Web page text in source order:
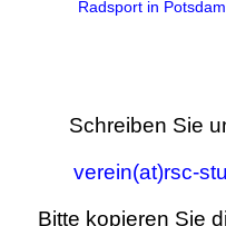
Radsport in
Schreiben Sie
verein(at)rsc-
Bitte kopieren Sie